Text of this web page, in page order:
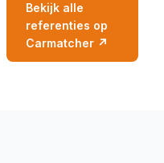
Bekijk alle
referenties op
Carmatcher ↗